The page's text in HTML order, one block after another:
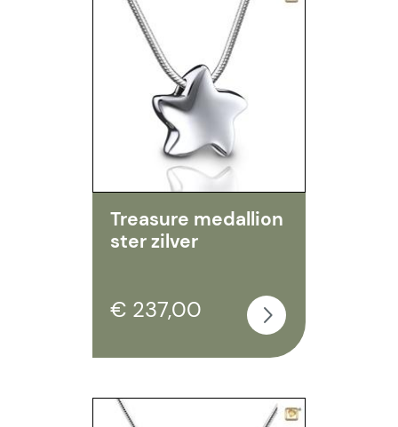
Treasure medallion
ster zilver
€ 237,00